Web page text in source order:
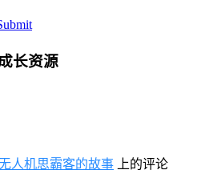
长资源
人机思霸客的故事 上的评论